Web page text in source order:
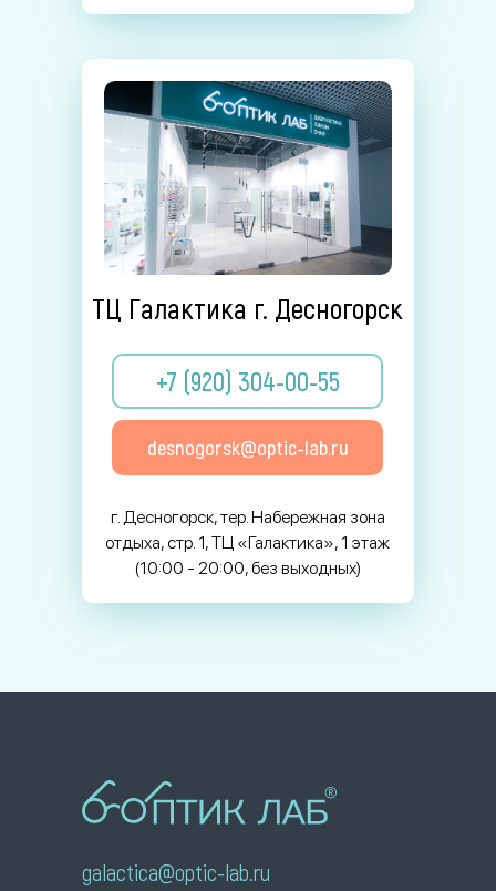
ТЦ Галактика г. Десногорск
+7 (920) 304-00-55
desnogorsk@optic-lab.ru
г. Десногорск, тер. Набережная зона
отдыха, стр. 1, ТЦ «Галактика», 1 этаж
(10:00 - 20:00, без выходных)
galactica@optic-lab.ru